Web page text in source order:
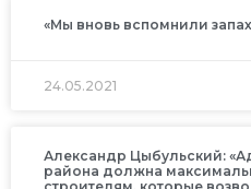
«Мы вновь вспомнили
24.05.2021
Александр Цыбульский:
района должна